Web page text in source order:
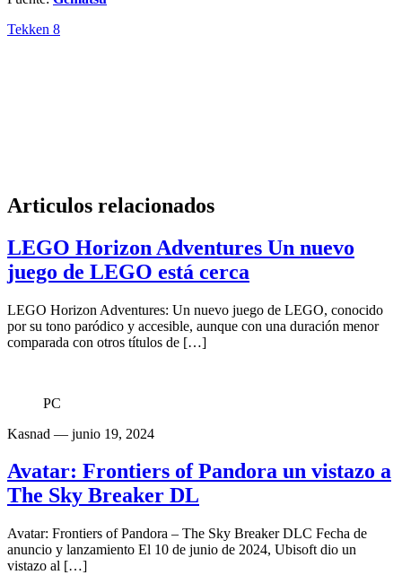
Tekken 8
Articulos relacionados
LEGO Horizon Adventures Un nuevo
juego de LEGO está cerca
LEGO Horizon Adventures: Un nuevo juego de LEGO, conocido
por su tono paródico y accesible, aunque con una duración menor
comparada con otros títulos de […]
PC
Kasnad — junio 19, 2024
Avatar: Frontiers of Pandora un vistazo a
The Sky Breaker DL
Avatar: Frontiers of Pandora – The Sky Breaker DLC Fecha de
anuncio y lanzamiento El 10 de junio de 2024, Ubisoft dio un
vistazo al […]